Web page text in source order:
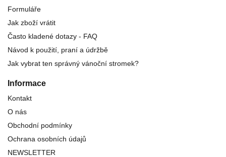
Formuláře
Jak zboží vrátit
Často kladené dotazy - FAQ
Návod k použití, praní a údržbě
Jak vybrat ten správný vánoční stromek?
Informace
Kontakt
O nás
Obchodní podmínky
Ochrana osobních údajů
NEWSLETTER